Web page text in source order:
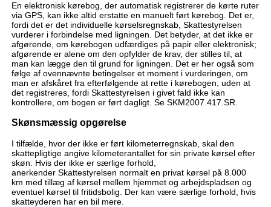
En elektronisk kørebog, der automatisk registrerer de kørte ruter
via GPS, kan ikke altid erstatte en manuelt ført kørebog. Det er,
fordi det er det individuelle kørselsregnskab, Skattestyrelsen
vurderer i forbindelse med ligningen. Det betyder, at det ikke er
afgørende, om kørebogen udfærdiges på papir eller elektronisk;
afgørende er alene om den opfylder de krav, der stilles til, at
man kan lægge den til grund for ligningen. Det er her også som
følge af ovennævnte betingelser et moment i vurderingen, om
man er afskåret fra efterfølgende at rette i kørebogen, uden at
det registreres, fordi Skattestyrelsen i givet fald ikke kan
kontrollere, om bogen er ført dagligt. Se SKM2007.417.SR.
Skønsmæssig opgørelse
I tilfælde, hvor der ikke er ført kilometerregnskab, skal den
skattepligtige angive kilometerantallet for sin private kørsel efter
skøn. Hvis der ikke er særlige forhold,
anerkender Skattestyrelsen normalt en privat kørsel på 8.000
km med tillæg af kørsel mellem hjemmet og arbejdspladsen og
eventuel kørsel til fritidsbolig. Der kan være særlige forhold, hvis
skatteyderen har en bil mere.